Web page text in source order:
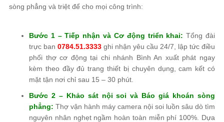
sòng phẳng và triệt để cho mọi công trình:
Bước 1 – Tiếp nhận và Cơ động triển khai: Tổng đài
trực ban 0784.51.3333 ghi nhận yêu cầu 24/7, lập tức điều
phối thợ cơ động tại chi nhánh Bình An xuất phát ngay
kèm theo đầy đủ trang thiết bị chuyên dụng, cam kết có
mặt tận nơi chỉ sau 15 – 30 phút.
Bước 2 – Khảo sát nội soi và Báo giá khoán sòng
phẳng: Thợ vận hành máy camera nội soi luồn sâu dò tìm
nguyên nhân nghẹt ngầm hoàn toàn miễn phí 100%. Dựa